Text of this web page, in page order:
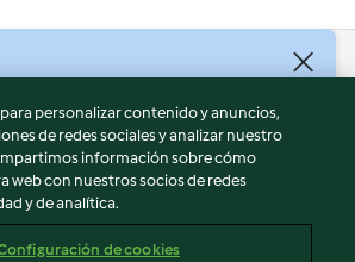
personalizar contenido y anuncios,
de redes sociales y analizar nuestro
información sobre cómo
web con nuestros socios de redes
y de analítica.
de cookies